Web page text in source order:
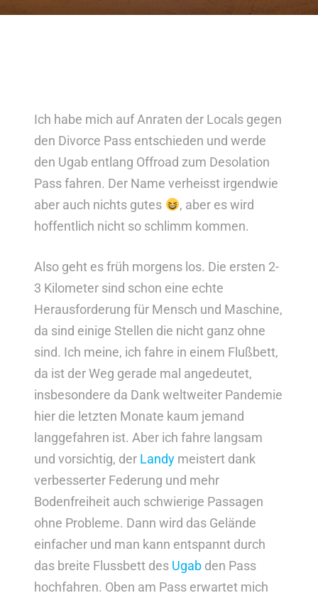
Ich habe mich auf Anraten der Locals gegen
den Divorce Pass entschieden und werde
den Ugab entlang Offroad zum Desolation
Pass fahren. Der Name verheisst irgendwie
aber auch nichts gutes
, aber es wird
hoffentlich nicht so schlimm kommen.
Also geht es früh morgens los. Die ersten 2-
3 Kilometer sind schon eine echte
Herausforderung für Mensch und Maschine,
da sind einige Stellen die nicht ganz ohne
sind. Ich meine, ich fahre in einem Flußbett,
da ist der Weg gerade mal angedeutet,
insbesondere da Dank weltweiter Pandemie
hier die letzten Monate kaum jemand
langgefahren ist. Aber ich fahre langsam
und vorsichtig, der Landy meistert dank
verbesserter Federung und mehr
Bodenfreiheit auch schwierige Passagen
ohne Probleme. Dann wird das Gelände
einfacher und man kann entspannt durch
das breite Flussbett des Ugab den Pass
hochfahren. Oben am Pass erwartet mich